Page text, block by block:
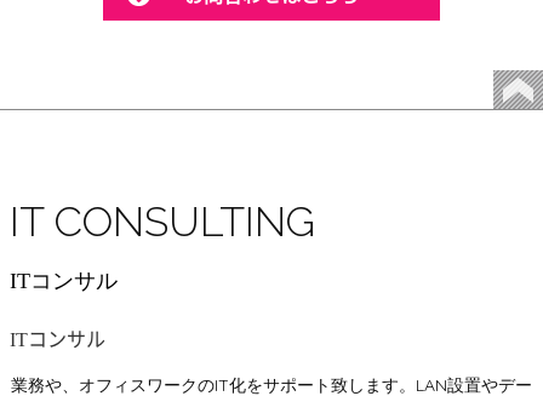
IT CONSULTING
ITコンサル
ITコンサル
業務や、オフィスワークのIT化をサポート致します。LAN設置やデー